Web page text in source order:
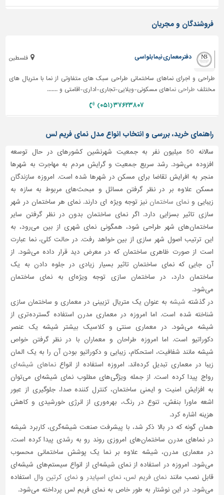
و
سرویس
بهداشتی
ابزار،یراق
و
آلات
برقی،روشنایی،ایمنی
محوطه
سازی
نما
ساخت
و
ساز
تاسیسات
ساختمان
شهرسازی،
ترافیک
سازه
سایر
فروشندگان و مجریان
فلسطین دفتر معماری نیما بلواسی
طراحی و اجرای نماهای ساختمانی طراحی سبک های متفاوتی از نما با متریال های
مختلف طراحی نماهای مسکونی-ویلایی-تجاری-اداری-اقامتی و .......
۳۷۶۲۳۸۰۷ (۰۵۱)
راهنمای خرید، بررسی و انتخاب انواع مدل نمای فریم لس
سالانه 50 میلیون نفر به جمعیت شهرنشین کشورهای در حال توسعه
افزوده می‌شود. رشد سریع جمعیت و گرایش مردم به مهاجرت به شهرها
منجر به افرایش تقاضا برای مسکن در شهرها شده است. امروزه سازندگان
مسکن علاوه بر در نظر گرفتن مسائل و مبحث‌های مربوط به سازه به
زیبایی ونمای ساختمان نیز توجه ویژه ای دارند. نمای هر ساختمان در شهر
سازی تاثیر بسزایی دارد. اگر نمای ساختمان بدون در نظر گرفتن سایر
ساختمان‌های شهر طراحی شود، همگونی نمای شهری از بین می‌رود، به
این ترتیب اصول شهر سازی از بین خواهد رفت. در حالت کلی، نما عبارت
است از صورت ظاهری ساختمان که در معرض دید قرار داده می‌شود. از
آن جایی که نمای ساختمان تاثیر بسیار زیادی در جلوه دادن به یک
ساختمان دارد، در ساختمان سازی توجه ویژه‌ای به نمای ساختمان
می‌شود.
در گذشته شیشه به عنوان یک متریال تزیینی در معماری و ساختمان‌ سازی
شناخته شده است. اما امروزه در معماری مدرن استفاده گسترده‌تری از
شیشه می‌شود. در معماری سنتی و کلاسیک بیشتر شیشه یک عنصر
دکوراتیو است. اما امروزه طراحان و معماران با در نظر گرفتن خواص
شیشه مانند شفافیت، استحکام، زیبایی و دکوراتیو بودن آن را به یک المان
زیبا در معماری تبدیل کرده‌اند. امروزه استفاده از انواع نماهای شیشه‌ای
رواج پیدا کرده است. از جمله ویژگی‌های مطلوب نمای شیشه‌ای می‌توان
به افزایش امنیت و ایمنی ساختمان، کنترل کننده صدا، جلوگیری از عبور
اشعه ماورا بنفش، تنوع در رنگ، بهره‌وری از انرژی خورشیدی و کاهش
هزینه اشاره کرد.
همان گونه که در بالا ذکر شد، با پیشرفت صنعت شیشه‌گری، کاربرد شیشه
در نماهای مدرن ساختمان‌های امروزی روند رو به رشدی پیدا کرده است.
در معماری مدرن، شیشه علاوه بر نما یک پوشش ساختمانی محسوب
می‌شود. امروزه در استفاده از نمای شیشه‌ای از انواع سیستم‌های شیشه‌ای
قابل نصب مانند نمای فریم لس، نمای اسپایدر ونمای کرتین وال استفاده
می‌شود. در این نوشتار به طور خاص به نمای فریم‌ لس پرداخته می‌شود.